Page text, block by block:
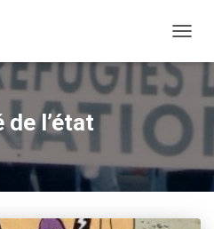
LA
de l’état